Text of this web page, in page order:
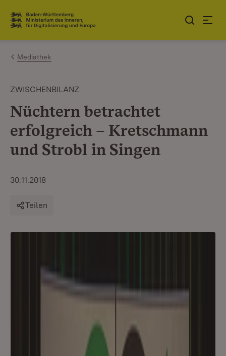
Zum Inhalt springen
Link zur Startseite
Mediathek
ZWISCHENBILANZ
Nüchtern betrachtet
erfolgreich – Kretschmann
und Strobl in Singen
30.11.2018
Teilen